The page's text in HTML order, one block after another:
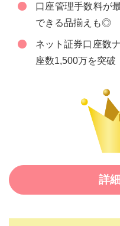
口座管理手数料が
できる品揃えも◎
ネット証券口座数
座数1,500万を突破
詳